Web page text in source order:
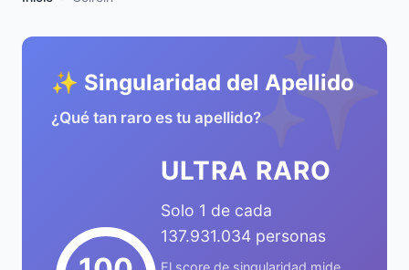
✨
✨ Singularidad del Apellido
¿Qué tan raro es tu apellido?
ULTRA RARO
Solo 1 de cada
137.931.034 personas
El score de singularidad mide